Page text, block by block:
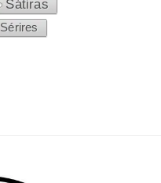
Sátiras
Sérires